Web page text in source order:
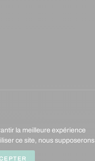
la meilleure expérience
ce site, nous supposerons